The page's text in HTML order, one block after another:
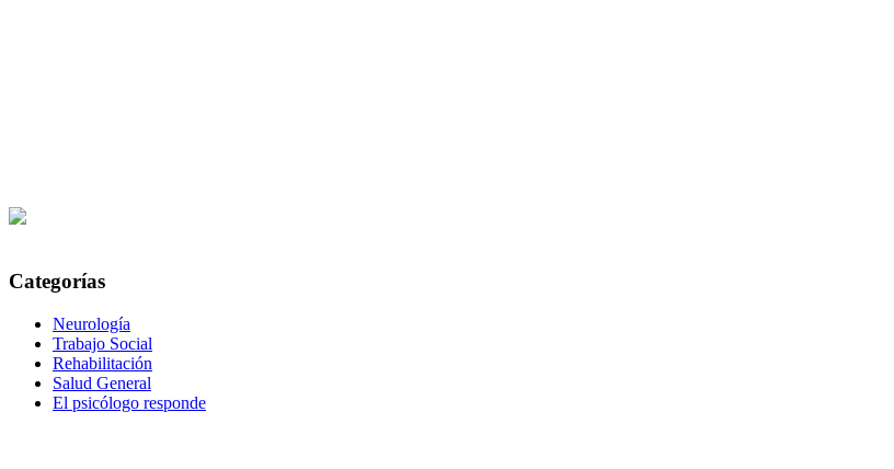
Categorías
Neurología
Trabajo Social
Rehabilitación
Salud General
El psicólogo responde